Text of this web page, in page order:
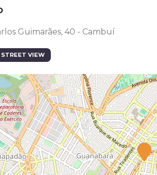
Guimarães, 40 - Cambuí
STREET VIEW